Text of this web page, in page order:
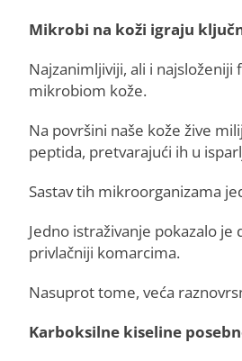
Mikrobi na koži igraju
Najzanimljiviji, ali i
mikrobiom kože.
Na površini naše kože žive
peptida, pretvarajući ih u
Sastav tih mikroorganizama
Jedno istraživanje pokazalo
privlačniji komarcima.
Nasuprot tome, veća
Karboksilne kiseline